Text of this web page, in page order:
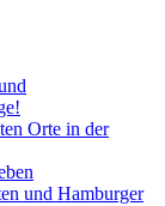
Orte in der
und Hamburger